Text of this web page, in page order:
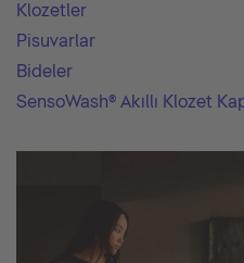
Klozetler
Pisuvarlar
Bideler
SensoWash® Akıllı Klozet